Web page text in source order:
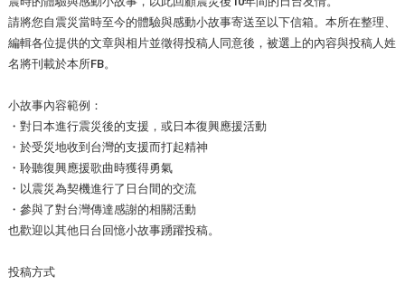
請將您自震災當時至今的體驗與感動小故事寄送至以下信箱。本所在整理、
編輯各位提供的文章與相片並徵得投稿人同意後，被選上的內容與投稿人姓
名將刊載於本所FB。
小故事內容範例：
・對日本進行震災後的支援，或日本復興應援活動
・於受災地收到台灣的支援而打起精神
・聆聽復興應援歌曲時獲得勇氣
・以震災為契機進行了日台間的交流
・參與了對台灣傳達感謝的相關活動
也歡迎以其他日台回憶小故事踴躍投稿。
投稿方式